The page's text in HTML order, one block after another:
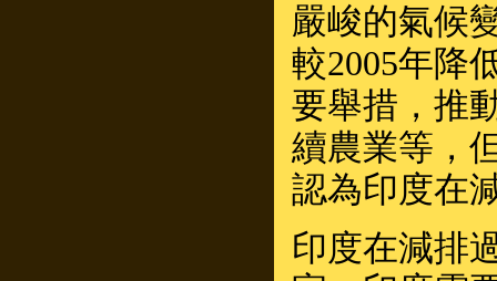
嚴峻的氣候
較2005年降
要舉措，推
續農業等，
認為印度在
印度在減排